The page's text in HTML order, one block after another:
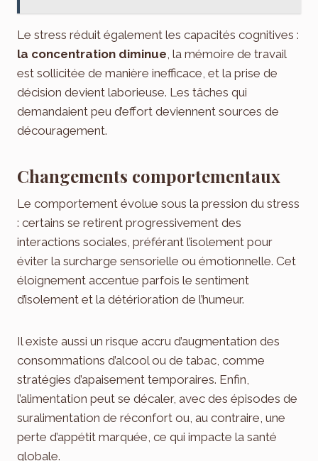
Le stress réduit également les capacités cognitives :
la concentration diminue , la mémoire de travail
est sollicitée de manière inefficace, et la prise de
décision devient laborieuse. Les tâches qui
demandaient peu d’effort deviennent sources de
découragement.
Changements comportementaux
Le comportement évolue sous la pression du stress
: certains se retirent progressivement des
interactions sociales, préférant l’isolement pour
éviter la surcharge sensorielle ou émotionnelle. Cet
éloignement accentue parfois le sentiment
d’isolement et la détérioration de l’humeur.
Il existe aussi un risque accru d’augmentation des
consommations d’alcool ou de tabac, comme
stratégies d’apaisement temporaires. Enfin,
l’alimentation peut se décaler, avec des épisodes de
suralimentation de réconfort ou, au contraire, une
perte d’appétit marquée, ce qui impacte la santé
globale.